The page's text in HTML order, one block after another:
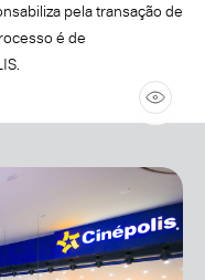
pela transação de
é de